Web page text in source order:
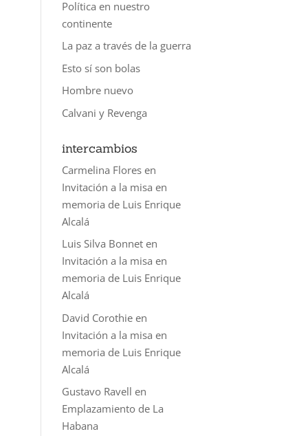
Política en nuestro
continente
La paz a través de la guerra
Esto sí son bolas
Hombre nuevo
Calvani y Revenga
intercambios
Carmelina Flores en
Invitación a la misa en
memoria de Luis Enrique
Alcalá
Luis Silva Bonnet en
Invitación a la misa en
memoria de Luis Enrique
Alcalá
David Corothie en
Invitación a la misa en
memoria de Luis Enrique
Alcalá
Gustavo Ravell en
Emplazamiento de La
Habana